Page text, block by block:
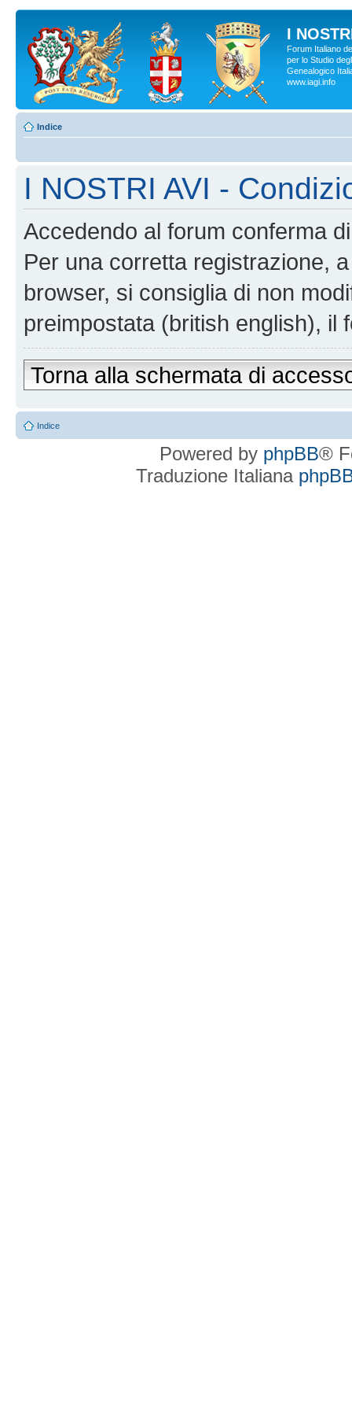
I
Forum Italiano
per lo Studio
Genealogico
www.iagi.info
Indice
I NOSTRI AVI -
Accedendo al forum conferma
Per una corretta registrazione,
browser, si consiglia di non
preimpostata (british english), il
Torna alla schermata di
Indice
Powered by phpBB®
Traduzione Italiana